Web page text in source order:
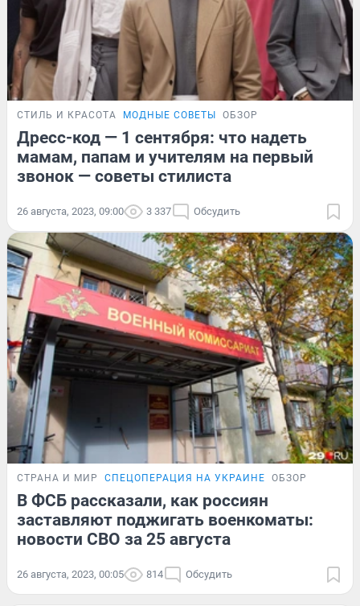
СТИЛЬ И КРАСОТА МОДНЫЕ СОВЕТЫ ОБЗОР
Дресс-код — 1 сентября: что надеть
мамам, папам и учителям на первый
звонок — советы стилиста
26 августа, 2023, 09:00 3 337 Обсудить
СТРАНА И МИР СПЕЦОПЕРАЦИЯ НА УКРАИНЕ ОБЗОР
В ФСБ рассказали, как россиян
заставляют поджигать военкоматы:
новости СВО за 25 августа
26 августа, 2023, 00:05 814 Обсудить